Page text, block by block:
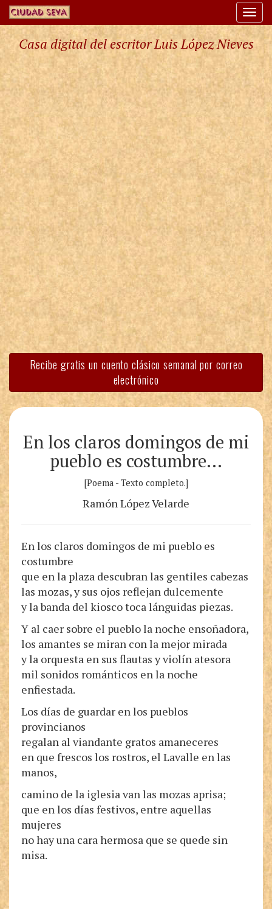
Casa digital del escritor Luis López Nieves
Recibe gratis un cuento clásico semanal por correo
electrónico
En los claros domingos de mi
pueblo es costumbre…
[Poema - Texto completo.]
Ramón López Velarde
En los claros domingos de mi pueblo es
costumbre
que en la plaza descubran las gentiles cabezas
las mozas, y sus ojos reflejan dulcemente
y la banda del kiosco toca lánguidas piezas.
Y al caer sobre el pueblo la noche ensoñadora,
los amantes se miran con la mejor mirada
y la orquesta en sus flautas y violín atesora
mil sonidos románticos en la noche
enfiestada.
Los días de guardar en los pueblos
provincianos
regalan al viandante gratos amaneceres
en que frescos los rostros, el Lavalle en las
manos,
camino de la iglesia van las mozas aprisa;
que en los días festivos, entre aquellas
mujeres
no hay una cara hermosa que se quede sin
misa.